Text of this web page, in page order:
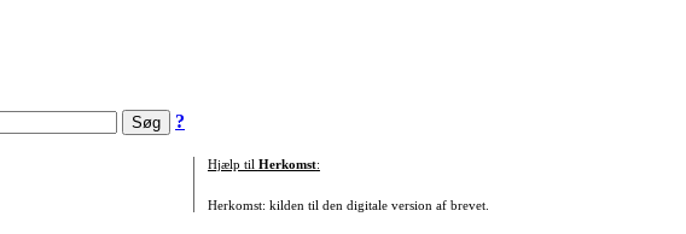
?
Hjælp til Herkomst:
Herkomst: kilden til den digitale version af brevet.